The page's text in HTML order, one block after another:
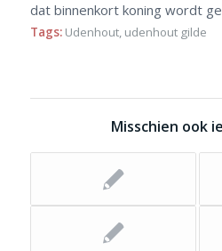
dat binnenkort koning wordt
Tags: Udenhout, udenhout gilde
Misschien ook